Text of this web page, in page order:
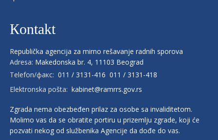
Кontakt
Republička agencija za mirno rešavanje radnih sporova
Adresa: Makedonska br. 4, 11103 Beograd
Telefon/факс: 011 / 3131-416 011 / 3131-418
Elektronska pošta: kabinet@ramrrs.gov.rs
Zgrada nema obezbeđen prilaz za osobe sa invaliditetom.
Molimo vas da se obratite portiru u prizemlju zgrade, koji će
pozvati nekog od službenika Agencije da dođe do vas.